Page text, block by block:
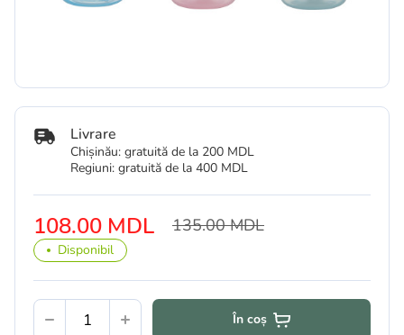
108.00 MDL 135.00 MDL
Disponibil
Livrare
Chișinău: gratuită de la 200 MDL
Regiuni: gratuită de la 400 MDL
În coș